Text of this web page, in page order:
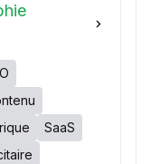
SaaS